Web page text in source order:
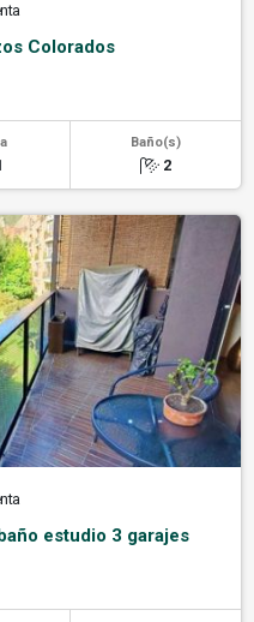
Colorados
Baño(s)
2
estudio 3 garajes